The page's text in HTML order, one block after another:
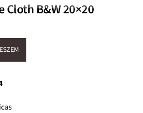
Cloth B&W 20×20